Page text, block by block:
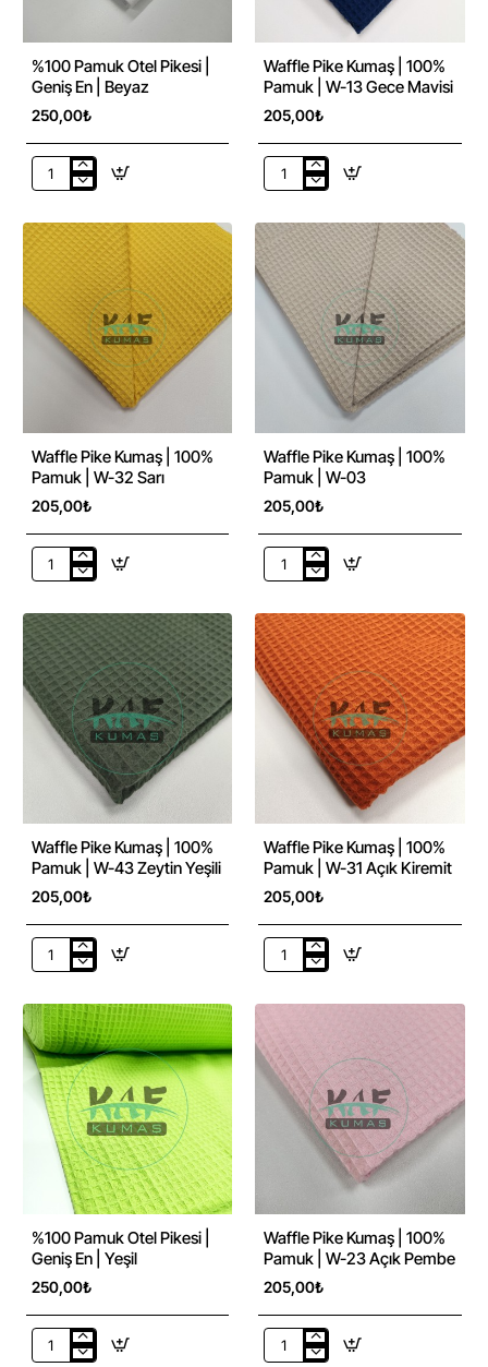
%100 Pamuk Otel Pikesi |
Geniş En | Beyaz
250,00₺
%100
Otel
Pikesi
|
Geniş
En
|
Beyaz
Waffle Pike Kumaş | 100%
Pamuk | W-13 Gece Mavisi
205,00₺
Waffle
Kumaş
|
100%
Pamuk
|
W-
Waffle Pike Kumaş | 100%
Pamuk | W-32 Sarı
205,00₺
Waffle
Kumaş
|
100%
Pamuk
|
W-
32
Sarı
Waffle Pike Kumaş | 100%
Pamuk | W-03
205,00₺
Waffle
Kumaş
|
100%
Pamuk
|
W-
Waffle Pike Kumaş | 100%
Pamuk | W-43 Zeytin Yeşili
205,00₺
Waffle
Kumaş
|
100%
Pamuk
|
W-
43
Zeytin
Yeşili
Waffle Pike Kumaş | 100%
Pamuk | W-31 Açık Kiremit
205,00₺
Waffle
Kumaş
100%
Pamuk
|
W-
%100 Pamuk Otel Pikesi |
Geniş En | Yeşil
250,00₺
%100
Waffle Pike Kumaş | 100%
Pamuk | W-23 Açık Pembe
205,00₺
Waffle